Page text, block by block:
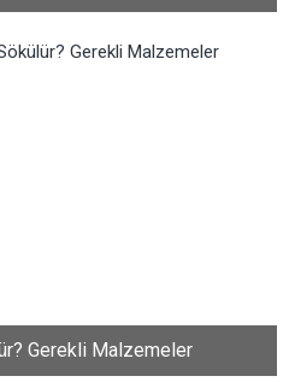
Gerekli Malzemeler